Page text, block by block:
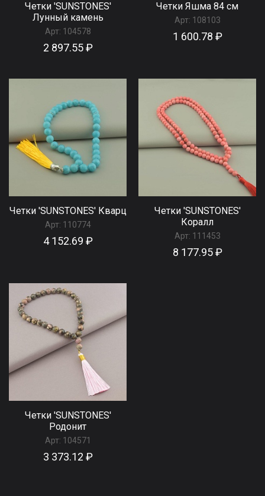
Четки 'SUNSTONES'
Лунный камень
Арт: 104578
2 897.55 ₽
Четки Яшма 84 см
Арт: 108103
1 600.78 ₽
Четки 'SUNSTONES' Кварц
Арт: 110774
4 152.69 ₽
Четки 'SUNSTONES'
Коралл
Арт: 111453
8 177.95 ₽
Четки 'SUNSTONES'
Родонит
Арт: 104571
3 373.12 ₽